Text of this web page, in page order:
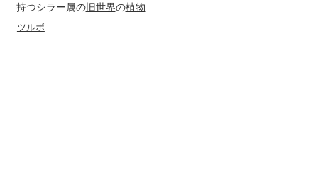
持つシラー属の旧世界の植物
ツルボ